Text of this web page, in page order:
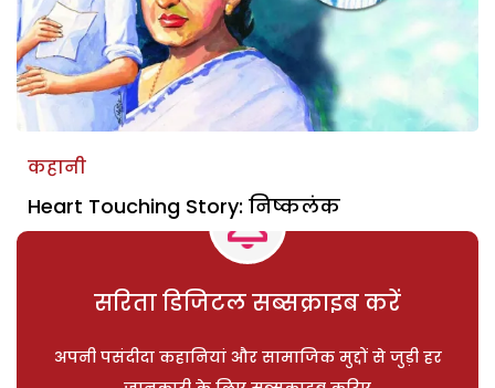
कहानी
Heart Touching Story: निष्कलंक
सरिता डिजिटल सब्सक्राइब करें
अपनी पसंदीदा कहानियां और सामाजिक मुद्दों से जुड़ी हर